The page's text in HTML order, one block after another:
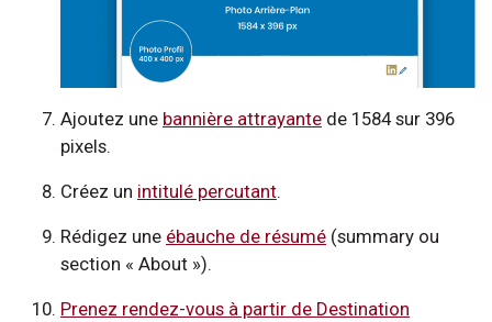
Ajoutez une bannière attrayante de 1584 sur 396
pixels.
Créez un intitulé percutant.
Rédigez une ébauche de résumé (summary ou
section « About »).
Prenez rendez-vous à partir de Destination